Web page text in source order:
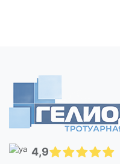
4,9